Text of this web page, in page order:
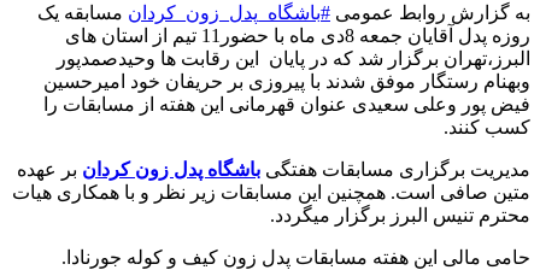
به گزارش روابط عمومی #باشگاه_پدل_زون_کردان مسابقه یک
روزه پدل آقایان جمعه 8دی ماه با حضور11 تیم از استان های
البرز،تهران‌ برگزار شد که در پایان این رقابت ها وحیدصمدپور
وبهنام رستگار موفق شدند با پیروزی بر حریفان خود امیرحسین
فیض پور وعلی سعیدی عنوان قهرمانی این هفته از مسابقات را
کسب کنند.
مدیریت برگزاری مسابقات هفتگی باشگاه پدل زون کردان بر عهده
متین صافی است. همچنین این مسابقات زیر نظر و با همکاری هیات
محترم تنیس البرز برگزار میگردد.
حامی مالی این هفته مسابقات پدل زون کیف و کوله جورنادا .